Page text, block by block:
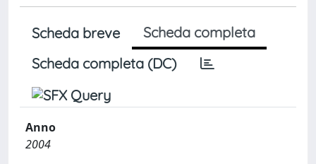
Scheda breve
Scheda completa
Scheda completa (DC)
Anno
2004